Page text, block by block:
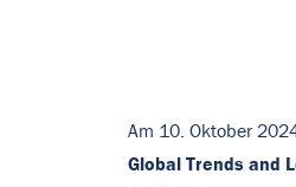
Am 10. Oktober
Global Trends and